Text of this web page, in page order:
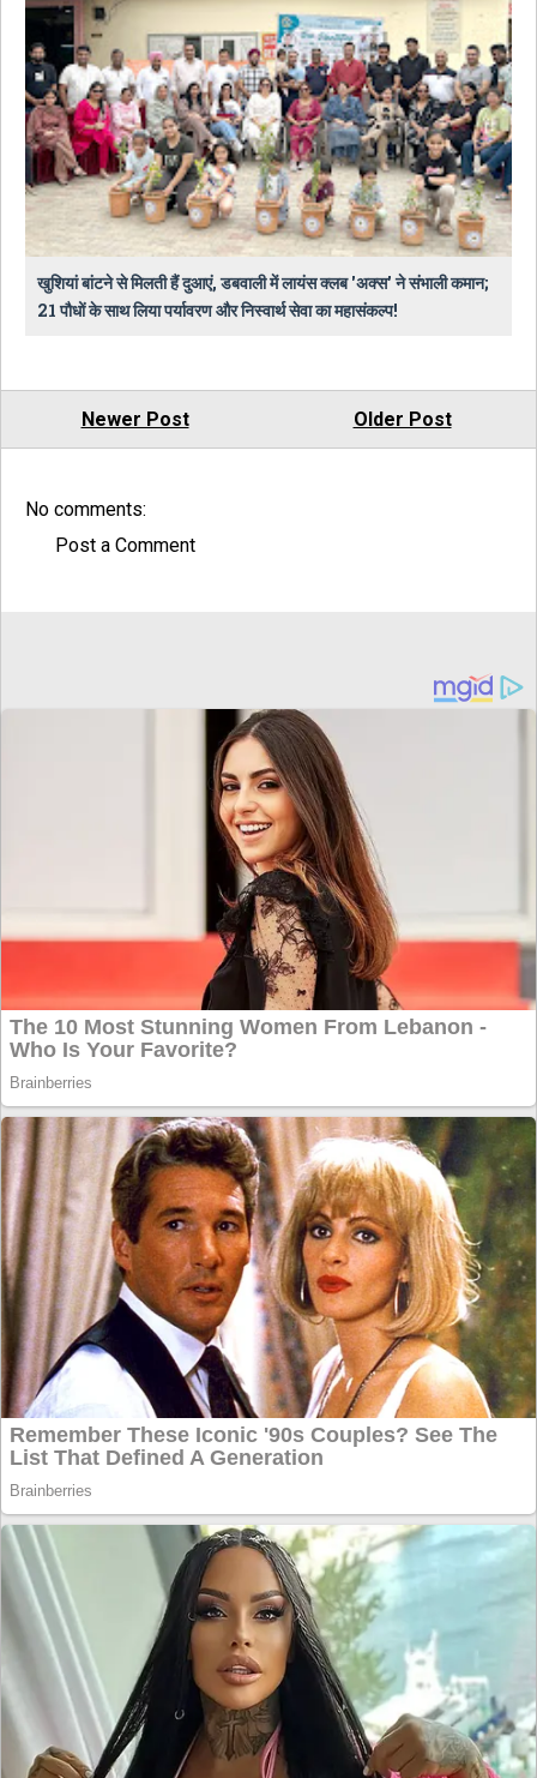
खुशियां बांटने से मिलती हैं दुआएं, डबवाली में लायंस क्लब 'अक्स' ने संभाली कमान;
21 पौधों के साथ लिया पर्यावरण और निस्वार्थ सेवा का महासंकल्प!
Newer Post Older Post
No comments:
Post a Comment